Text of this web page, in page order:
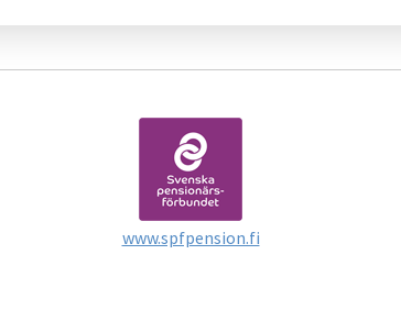
www.spfpension.fi